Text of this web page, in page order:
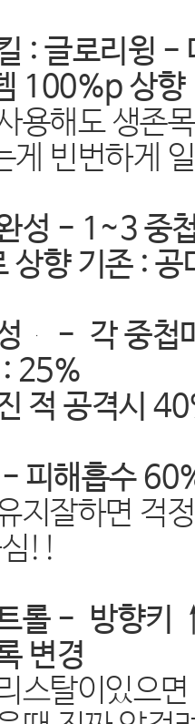
: 글로리윙 -
100%p 상향
용해도 생존
게 빈번하게
성 - 1~3 중
상향 기존 :
- 각 중첩
25%
적 공격시
- 피해흡수
지잘하면 걱
!!
롤 - 방향키
변경
스탈이있으